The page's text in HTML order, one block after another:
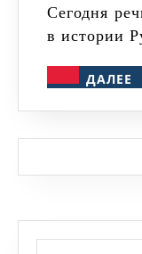
Сегодня
в истории
ДАЛЕЕ